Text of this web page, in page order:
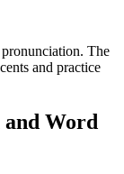
The
and practice
Word